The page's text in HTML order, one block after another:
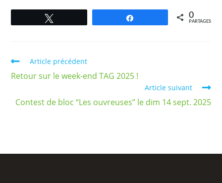
0
PARTAGES
Article précédent
Retour sur le week-end TAG 2025 !
Article suivant
Contest de bloc “Les ouvreuses” le dim 14 sept. 2025